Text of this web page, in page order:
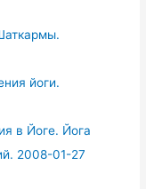
йоги.
в Йоге. Йога
2008-01-27